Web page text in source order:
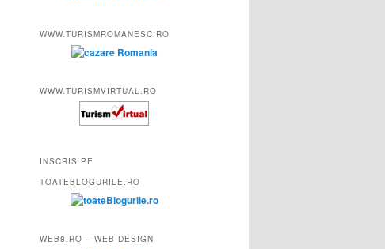
WWW.TURISMROMANESC.RO
WWW.TURISMVIRTUAL.RO
INSCRIS PE
TOATEBLOGURILE.RO
WEB8.RO – WEB DESIGN